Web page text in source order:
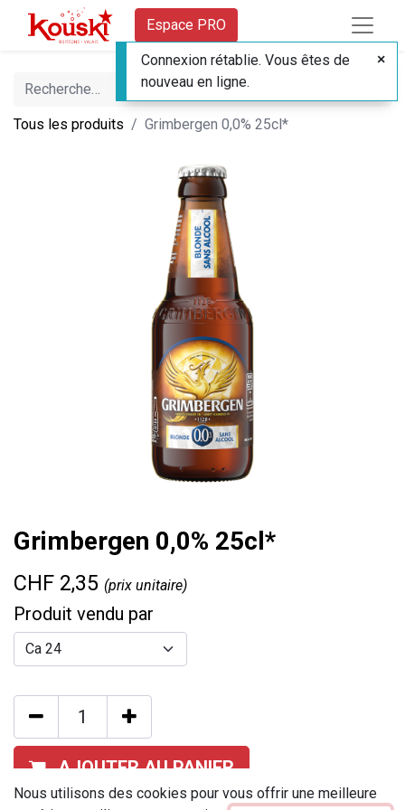
Espace PRO
Tous les produits Grimbergen 0,0% 25cl*
Grimbergen 0,0% 25cl*
CHF 2,35 (prix unitaire)
Produit vendu par
AJOUTER AU PANIER
Nous utilisons des cookies pour vous offrir une meilleure
Connexion rétablie. Vous êtes de
nouveau en ligne.